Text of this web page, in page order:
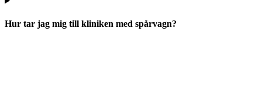
Hur tar jag mig till kliniken med spårvagn?